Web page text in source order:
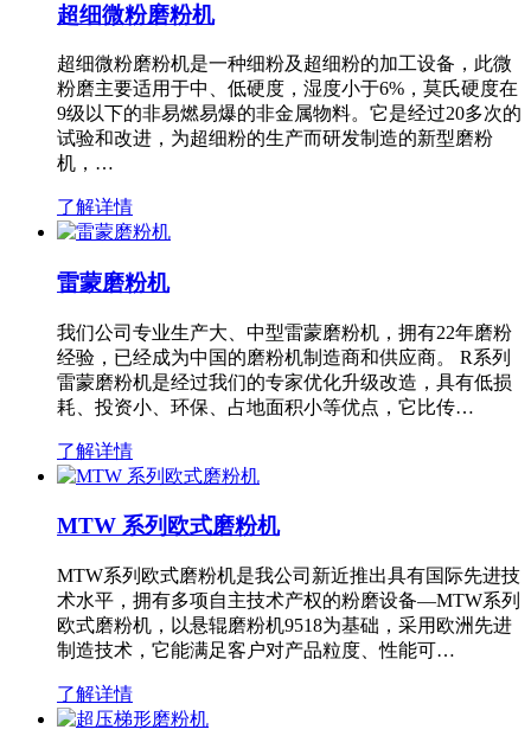
超细微粉磨粉机
超细微粉磨粉机是一种细粉及超细粉的加工设备，此微
粉磨主要适用于中、低硬度，湿度小于6%，莫氏硬度在
9级以下的非易燃易爆的非金属物料。它是经过20多次的
试验和改进，为超细粉的生产而研发制造的新型磨粉
机，…
了解详情
雷蒙磨粉机
我们公司专业生产大、中型雷蒙磨粉机，拥有22年磨粉
经验，已经成为中国的磨粉机制造商和供应商。 R系列
雷蒙磨粉机是经过我们的专家优化升级改造，具有低损
耗、投资小、环保、占地面积小等优点，它比传…
了解详情
MTW 系列欧式磨粉机
MTW系列欧式磨粉机是我公司新近推出具有国际先进技
术水平，拥有多项自主技术产权的粉磨设备—MTW系列
欧式磨粉机，以悬辊磨粉机9518为基础，采用欧洲先进
制造技术，它能满足客户对产品粒度、性能可…
了解详情